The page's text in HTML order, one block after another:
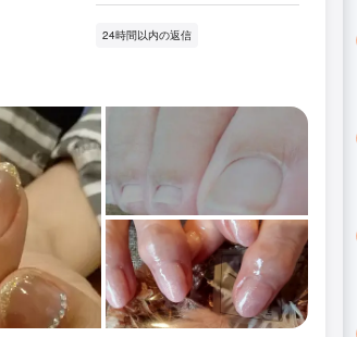
24時間以内の返信